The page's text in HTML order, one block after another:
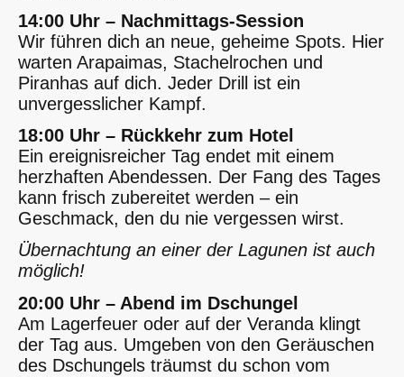
14:00 Uhr – Nachmittags-Session
Wir führen dich an neue, geheime Spots. Hier
warten Arapaimas, Stachelrochen und
Piranhas auf dich. Jeder Drill ist ein
unvergesslicher Kampf.
18:00 Uhr – Rückkehr zum Hotel
Ein ereignisreicher Tag endet mit einem
herzhaften Abendessen. Der Fang des Tages
kann frisch zubereitet werden – ein
Geschmack, den du nie vergessen wirst.
Übernachtung an einer der Lagunen ist auch
möglich!
20:00 Uhr – Abend im Dschungel
Am Lagerfeuer oder auf der Veranda klingt
der Tag aus. Umgeben von den Geräuschen
des Dschungels träumst du schon vom